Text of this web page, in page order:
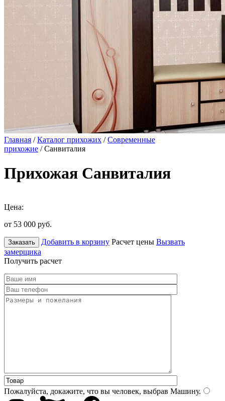
Главная /Каталог прихожих /Современные
прихожие / Санвиталия
Прихожая Санвиталия
Цена:
от 53 000 руб.
Заказать Добавить в корзину Расчет цены Вызвать
замерщика
Получить расчет
Пожалуйста, докажите, что вы человек, выбрав Машину.